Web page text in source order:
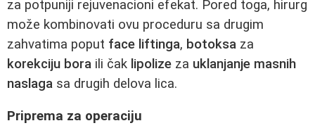
za potpuniji rejuvenacioni efekat. Pored toga, hirurg
može kombinovati ovu proceduru sa drugim
zahvatima poput face liftinga, botoksa za
korekciju bora ili čak lipolize za uklanjanje masnih
naslaga sa drugih delova lica.
Priprema za operaciju